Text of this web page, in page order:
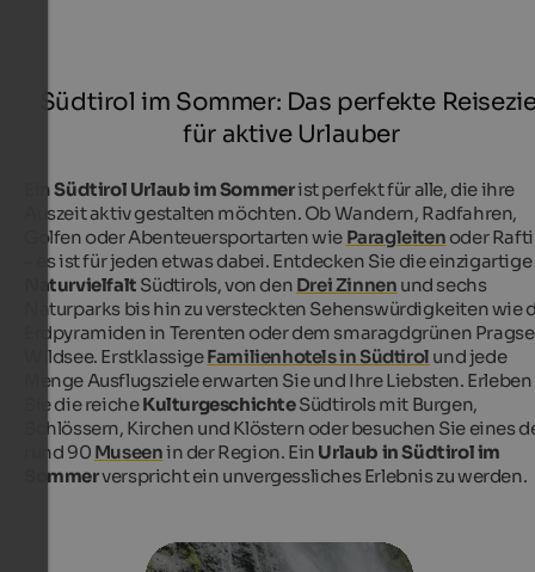
Südtirol im Sommer: Das perfekte
für aktive Urlauber
EinSüdtirol Urlaub im Sommerist perfekt für alle, die ihre
Auszeit aktiv gestalten möchten. Ob Wandern, Radfahren,
Golfen oder Abenteuersportarten wie Paragleiten oder
– es ist für jeden etwas dabei. Entdecken Sie die einzigartige
Naturvielfalt Südtirols, von den Drei Zinnen und sechs
Naturparks bis hin zu versteckten Sehenswürdigkeiten wie
Erdpyramiden in Terenten oder dem smaragdgrünen
Wildsee. ErstklassigeFamilienhotels in Südtirol und jede
Menge Ausflugsziele erwarten Sie und Ihre Liebsten. Erleben
Sie die reicheKulturgeschichteSüdtirols mit Burgen,
Schlössern, Kirchen und Klöstern oder besuchen Sie eines
rund 90 Museenin der Region. Ein Urlaub in Südtirol im
Sommerverspricht ein unvergessliches Erlebnis zu werden.